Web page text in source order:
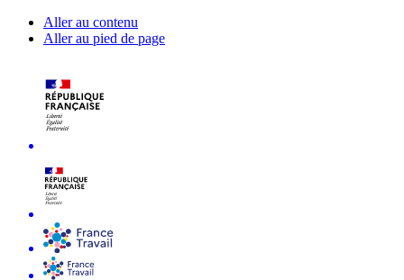
Aller au contenu
Aller au pied de page